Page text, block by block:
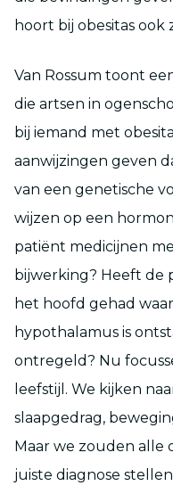
hoort bij obesitas ook
Van Rossum toont
die artsen in
bij iemand met
aanwijzingen geven
van een genetische
wijzen op een
patiënt medicijnen
bijwerking? Heeft de
het hoofd gehad
hypothalamus is
ontregeld? Nu
leefstijl. We kijken
slaapgedrag,
Maar we zouden alle
juiste diagnose